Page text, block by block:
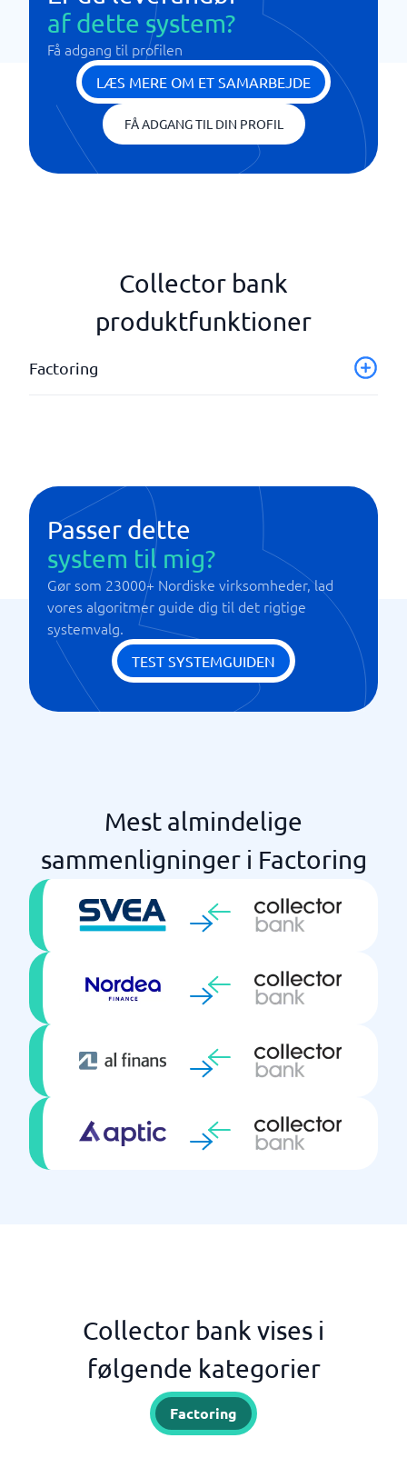
af dette system?
Få adgang til profilen
LÆS MERE OM ET SAMARBEJDE
FÅ ADGANG TIL DIN PROFIL
Collector bank
produktfunktioner
Factoring
Samlet fakturaforvaltning
Valgfri kreditrisiko
Passer dette
system til mig?
Gør som 23000+ Nordiske virksomheder, lad
vores algoritmer guide dig til det rigtige
systemvalg.
TEST SYSTEMGUIDEN
Mest almindelige
sammenligninger i Factoring
Collector bank vises i
følgende kategorier
Factoring